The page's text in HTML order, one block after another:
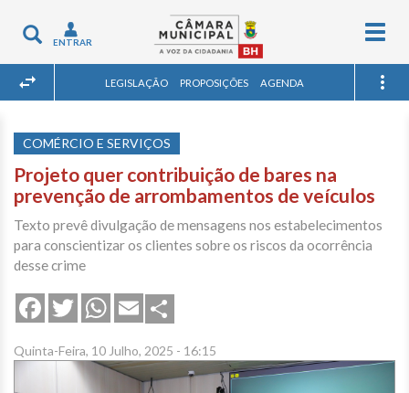
Toggle
navigation
ENTRAR
LEGISLAÇÃO PROPOSIÇÕES AGENDA
COMÉRCIO E SERVIÇOS
Projeto quer contribuição de bares na
prevenção de arrombamentos de veículos
Texto prevê divulgação de mensagens nos estabelecimentos
para conscientizar os clientes sobre os riscos da ocorrência
desse crime
FacebookTwitterWhatsApp
Email
Quinta-Feira, 10 Julho, 2025 - 16:15